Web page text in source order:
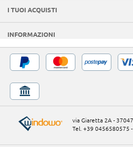
I TUOI ACQUISTI
INFORMAZIONI
via Giaretta 2A -
Tel. +39 0456580575 -